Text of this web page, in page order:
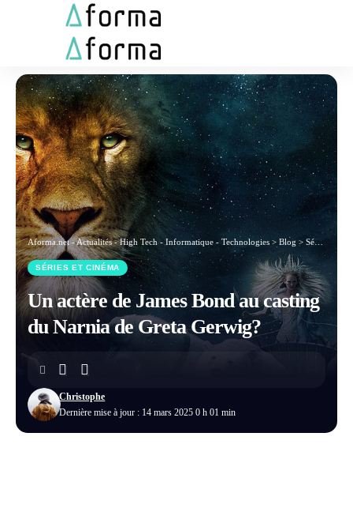
Aforma.net - Actualités - High Tech - Informatique - Technologies > Blog > Séries et Cinéma
SÉRIES ET CINÉMA
Un actère de James Bond au casting
du Narnia de Greta Gerwig?
Dernière mise à jour : 14 mars 2025 0 h 01 min
Christophe